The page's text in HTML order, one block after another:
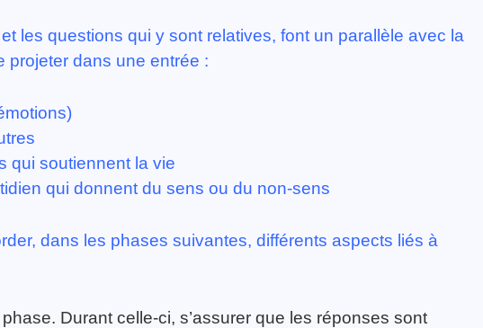
les questions qui y sont relatives, font un parallèle avec la
projeter dans une entrée :
qui soutiennent la vie
qui donnent du sens ou du non-sens
dans les phases suivantes, différents aspects liés à
Durant celle-ci, s’assurer que les réponses sont